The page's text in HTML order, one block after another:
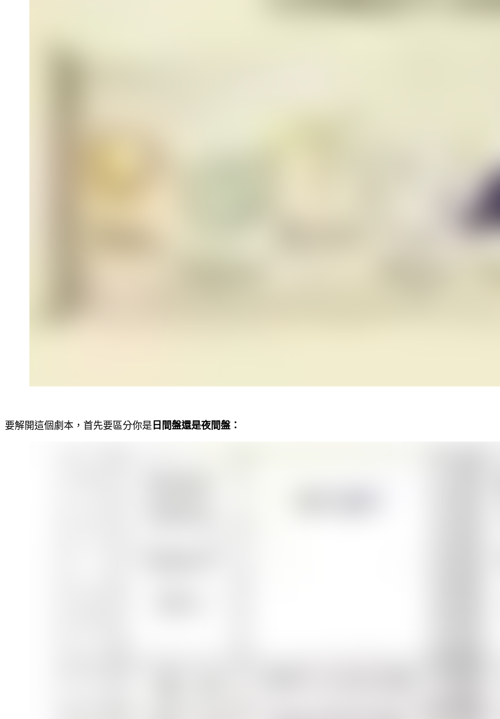
要解開這個劇本，首先要區分你是 日間盤還是夜間盤：